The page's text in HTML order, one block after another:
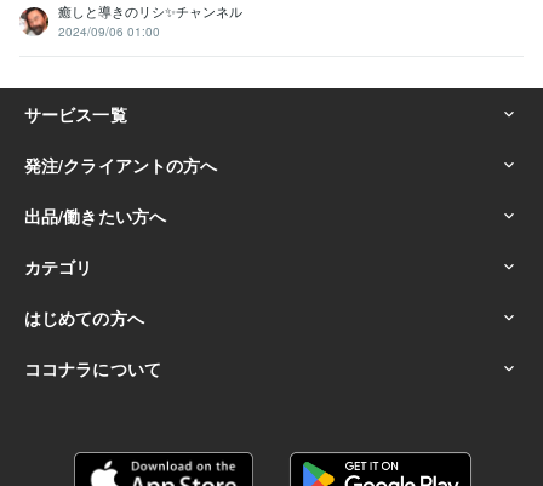
癒しと導きのリシ✨チャンネル
2024/09/06 01:00